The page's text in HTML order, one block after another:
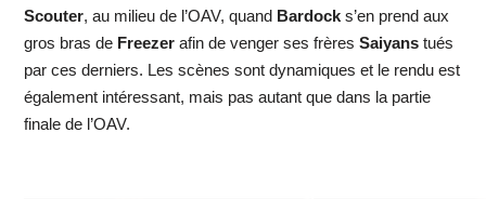
Scouter, au milieu de l’OAV, quand Bardocks’en prend aux
gros bras de Freezerafin de venger ses frères Saiyanstués
par ces derniers. Les scènes sont dynamiques et le rendu est
également intéressant, mais pas autant que dans la partie
finale de l’OAV.